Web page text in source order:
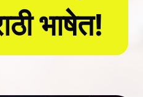
भाषेत!